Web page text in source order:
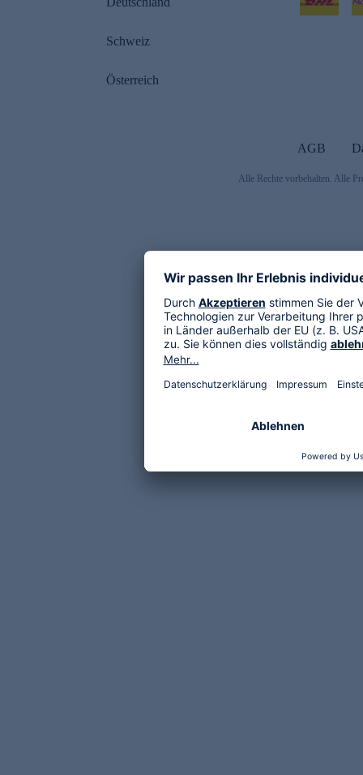
Schweiz
Österreich
AGB
Alle Rechte vorbehalten. Alle